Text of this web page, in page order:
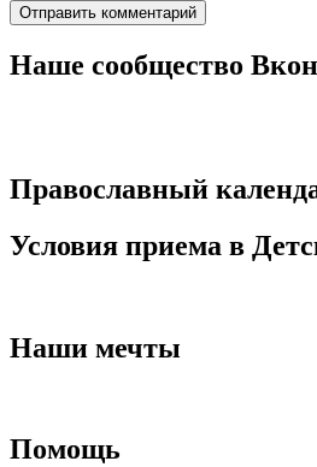
Наше сообщество
Православный
Условия приема в
Наши мечты
Помощь